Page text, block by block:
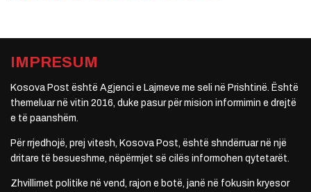
IMPRESUM
Kosova Post është Agjenci e Lajmeve me seli në Prishtinë. Është
themeluar në vitin 2016, duke pasur për mision informimin e drejtë
e të paanshëm.
Për rrjedhojë, prej vitesh, Kosova Post, është shndërruar në një
dritare të besueshme, nëpërmjet së cilës informohen qytetarët.
Zhvillimet politike në vend, rajon e botë, janë në fokusin kryesor